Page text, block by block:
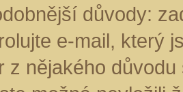
důvody:
e-mail, který
z nějakého